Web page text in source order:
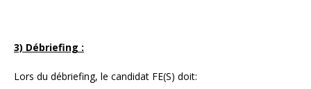
3) Débriefing :
Lors du débriefing, le candidat FE(S) doit: